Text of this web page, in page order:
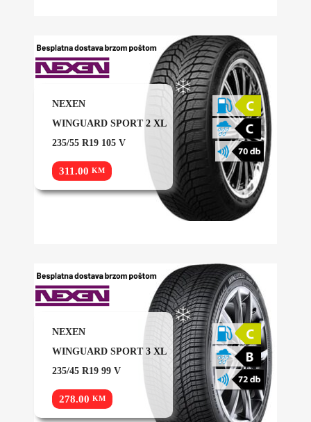
NEXEN
WINGUARD SPORT 2 XL
235/55 R19 105 V
311.00 KM
NEXEN
WINGUARD SPORT 3 XL
235/45 R19 99 V
278.00 KM